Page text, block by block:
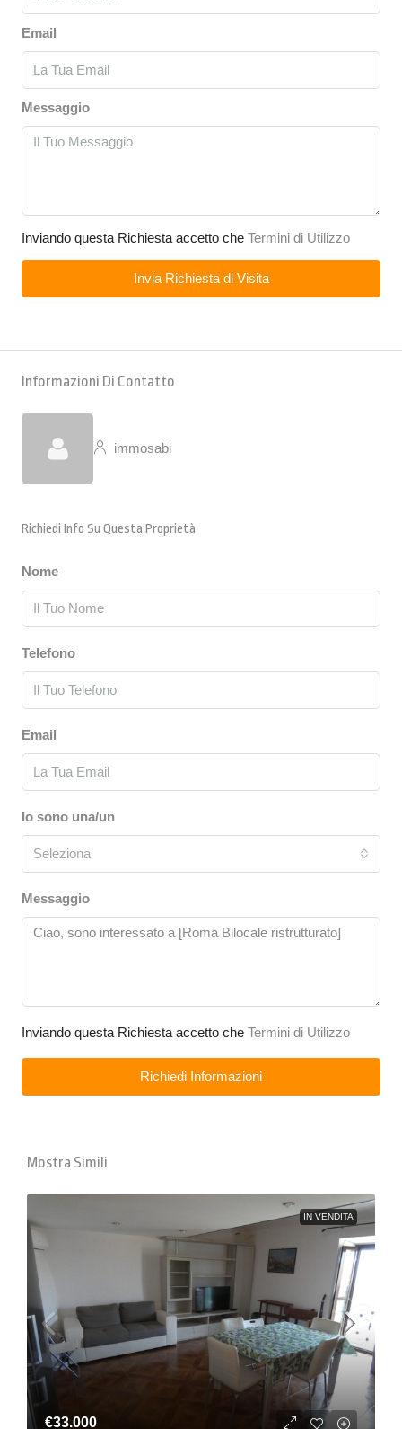
Email
Messaggio
Inviando questa Richiesta accetto che Termini di Utilizzo
Invia Richiesta di Visita
Informazioni Di Contatto
immosabi
Richiedi Info Su Questa Proprietà
Nome
Telefono
Email
Io sono una/un
Seleziona
Messaggio
Inviando questa Richiesta accetto che Termini di Utilizzo
Richiedi Informazioni
Mostra Simili
IN VENDITA
€33.000